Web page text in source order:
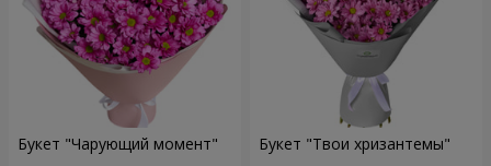
Букет "Чарующий момент" Букет "Твои хризантемы"